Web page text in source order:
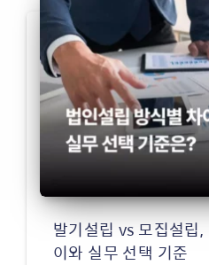
발기설립 vs 모집설립
이와 실무 선택 기준